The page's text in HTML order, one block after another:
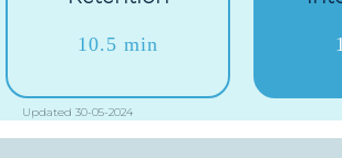
10.5 min
Updated 30-05-2024